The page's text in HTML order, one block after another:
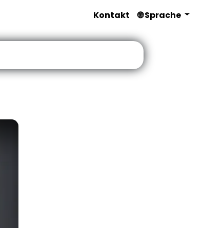
Kontakt 🌐 Sprache